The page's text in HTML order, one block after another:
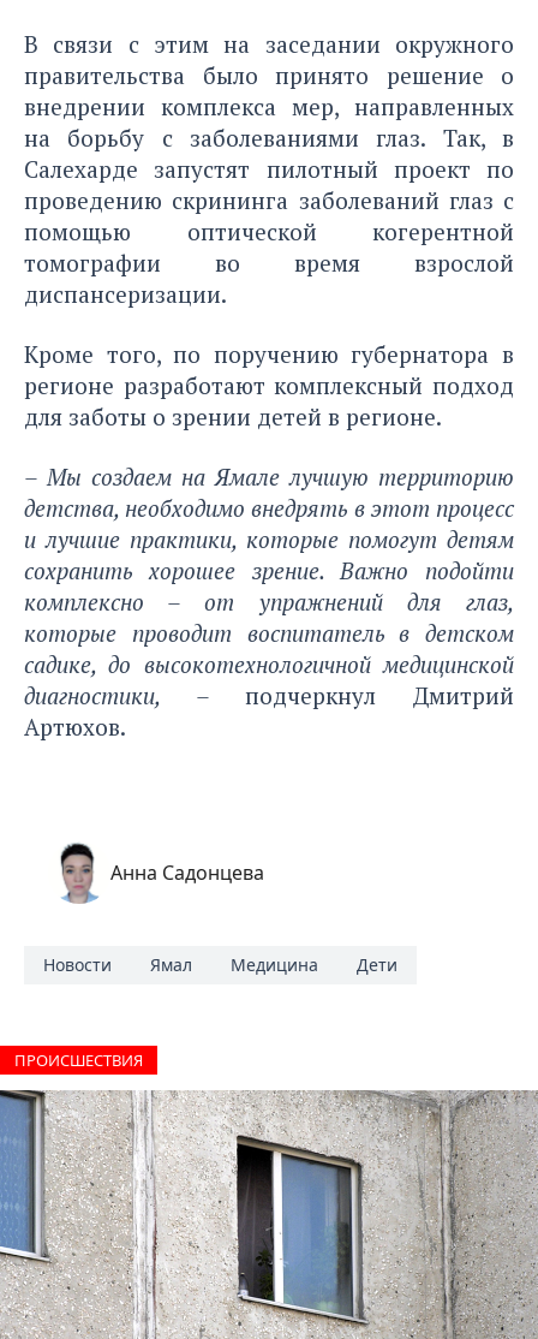
В связи с этим на заседании окружного
правительства было принято решение о
внедрении комплекса мер, направленных
на борьбу с заболеваниями глаз. Так, в
Салехарде запустят пилотный проект по
проведению скрининга заболеваний глаз с
помощью оптической когерентной
томографии во время взрослой
диспансеризации.
Кроме того, по поручению губернатора в
регионе разработают комплексный подход
для заботы о зрении детей в регионе.
– Мы создаем на Ямале лучшую территорию
детства, необходимо внедрять в этот процесс
и лучшие практики, которые помогут детям
сохранить хорошее зрение. Важно подойти
комплексно – от упражнений для глаз,
которые проводит воспитатель в детском
садике, до высокотехнологичной медицинской
диагностики, –подчеркнул Дмитрий
Артюхов.
Анна Садонцева
Новости Ямал Медицина Дети
ПРОИCШЕСТВИЯ